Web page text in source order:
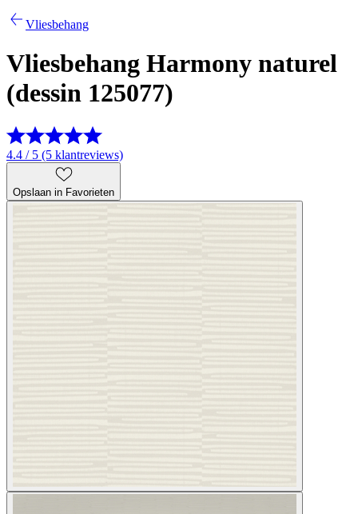
Vliesbehang
Vliesbehang Harmony naturel
(dessin 125077)
4.4 / 5 (5 klantreviews)
Opslaan in Favorieten